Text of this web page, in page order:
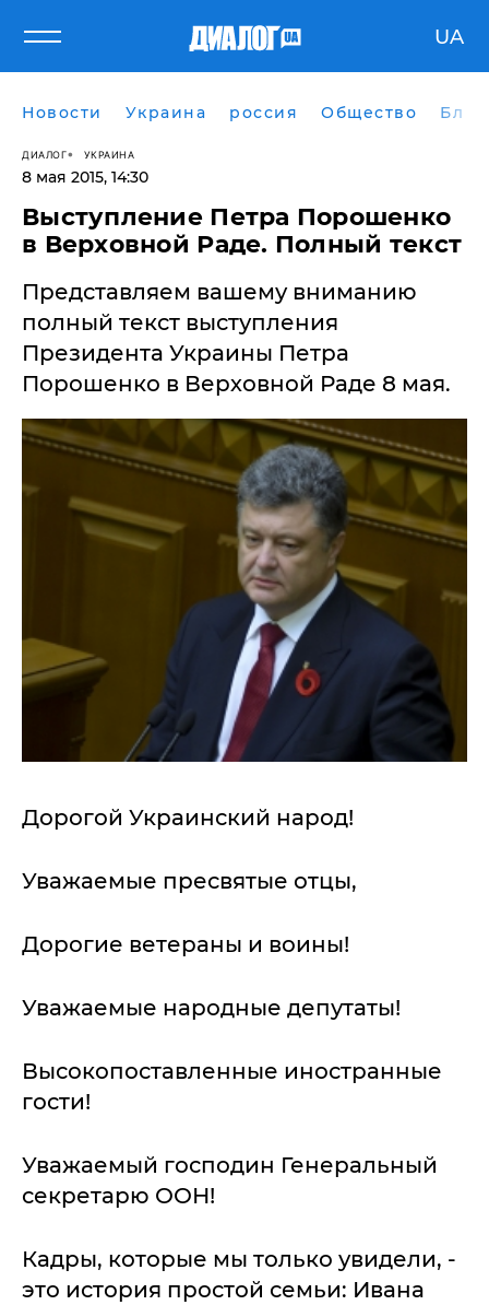
UA
Новости Украина россия Общество
ДИАЛОГ УКРАИНА
8 мая 2015, 14:30
Выступление Петра Порошенко
в Верховной Раде. Полный текст
Представляем вашему вниманию
полный текст выступления
Президента Украины Петра
Порошенко в Верховной Раде 8 мая.
Дорогой Украинский народ!
Уважаемые пресвятые отцы,
Дорогие ветераны и воины!
Уважаемые народные депутаты!
Высокопоставленные иностранные
гости!
Уважаемый господин Генеральный
секретарю ООН!
Кадры, которые мы только увидели, -
это история простой семьи: Ивана